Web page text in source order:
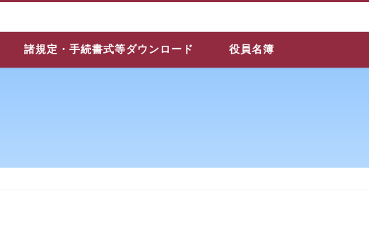
諸規定・手続書式等ダウンロード 役員名簿